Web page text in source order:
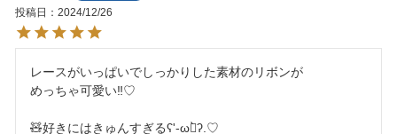
投稿日
2024/12/26
レースがいっぱいでしっかりした素材のリボンが
めっちゃ可愛い‼︎♡
🧸好きにはきゅんすぎるʕ'-ωก̀ʔ.♡